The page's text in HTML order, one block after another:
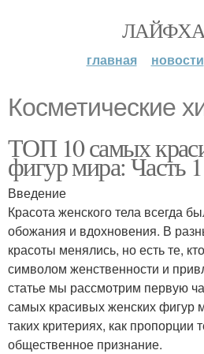
главная новости
Косметические
ТОП 10 самых
фигур мира: Часть 1
Введение
Красота женского тела всегда
обожания и вдохновения. В
красоты менялись, но есть те,
символом женственности и
статье мы рассмотрим первую
самых красивых женских фигур
таких критериях, как
общественное признание.